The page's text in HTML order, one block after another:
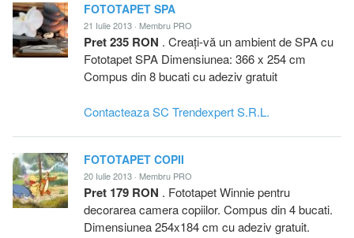
FOTOTAPET SPA
21 Iulie 2013 · Membru PRO
Pret 235 RON . Creați-vă un ambient de SPA cu
Fototapet SPA Dimensiunea: 366 x 254 cm
Compus din 8 bucati cu adeziv gratuit
Contacteaza SC Trendexpert S.R.L.
FOTOTAPET COPII
20 Iulie 2013 · Membru PRO
Pret 179 RON . Fototapet Winnie pentru
decorarea camera copiilor. Compus din 4 bucati.
Dimensiunea 254x184 cm cu adeziv gratuit.